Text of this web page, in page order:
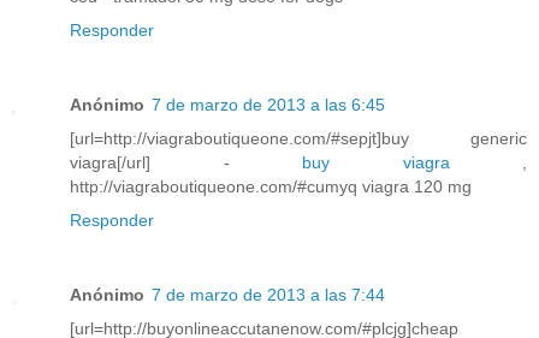
Responder
Anónimo 7 de marzo de 2013 a las 6:45
[url=http://viagraboutiqueone.com/#sepjt]buy generic
viagra[/url] - buy viagra,
http://viagraboutiqueone.com/#cumyq viagra 120 mg
Responder
Anónimo 7 de marzo de 2013 a las 7:44
[url=http://buyonlineaccutanenow.com/#plcjg]cheap